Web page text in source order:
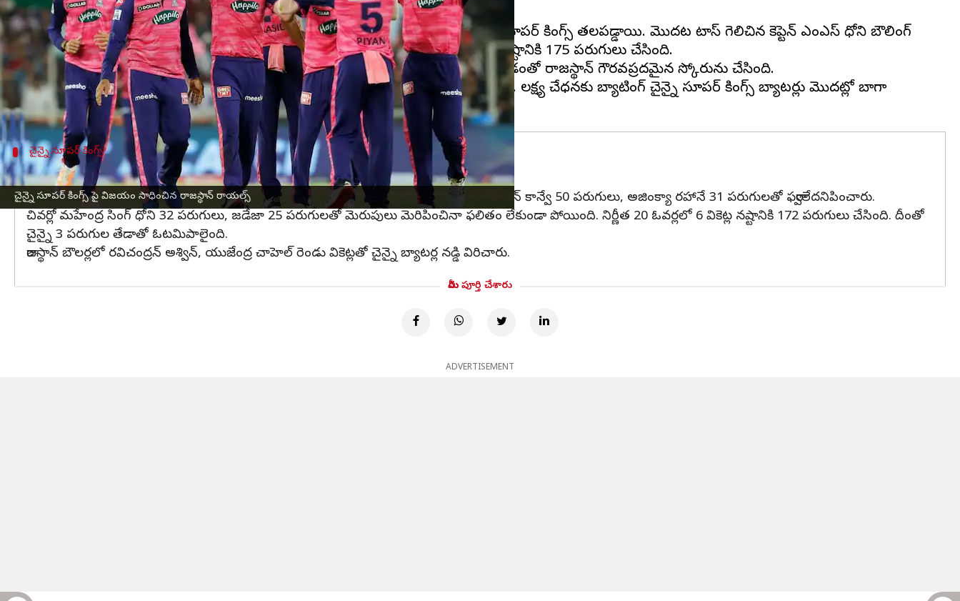
చైన్నై సూపర్ కింగ్స్ పై విజయం సాధించిన రాజస్థాన్ రాయల్స్
ఈ వార్తాకథనం ఏంటి
ఇండియన్ ప్రీమియర్ లీగ్ 2023లో భాగంగా చిదంబరం స్టేడియంలోరాజస్థాన్ రాయల్స్, చైన్నై సూపర్ కింగ్స్ తలపడ్డాయి. మొదట టాస్ గెలిచిన కెప్టెన్ ఎంఎస్ ధోని బౌలింగ్
ఎంచుకున్నాడు. బ్యాటింగ్ కు దిగిన రాజస్థాన్ రాయల్స్ నిర్ణీత 20 ఓవర్లలో ఎనిమిది వికెట్ల నష్టానికి 175 పరుగులు చేసింది.
జోస్ బట్లర్ 36 బంతుల్లో 52 పరుగులు, హిట్ మేయర్ 18 బంతుల్లో 30 పరుగులతో చెలరేగడంతో రాజస్థాన్ గౌరవప్రదమైన స్కోరును చేసింది.
చైన్నై బౌలర్లలో తుషార్ దేశ్‌పాండే మూడు వికెట్లు, రవీంద్ర జడేజా రెండు వికెట్లతో రాణించారు. లక్ష్య చేధనకు బ్యాటింగ్ చైన్నై సూపర్ కింగ్స్ బ్యాటర్లు మొదట్లో బాగా
చైన్నై సూపర్ కింగ్స్
రాణించిన రాజస్థాన్ స్పిన్నర్లు
రుతురాజ్ గైక్వాడ్(8) శివందూబే(8), మెయిన్ అలీ(7), అంబటి రాయుడు(1) పూర్తిగా నిరాశపరిచారు. డెవాన్ కాన్వే 50 పరుగులు, అజింక్యా రహానే 31 పరుగులతో ఫర్వాలేదనిపించారు.
చివర్లో మహేంద్ర సింగ్ ధోని 32 పరుగులు, జడేజా 25 పరుగులతో మెరుపులు మెరిపించినా ఫలితం లేకుండా పోయింది. నిర్ణీత 20 ఓవర్లలో 6 వికెట్ల నష్టానికి 172 పరుగులు చేసింది. దీంతో
చైన్నై 3 పరుగుల తేడాతో ఓటమిపాలైంది.
రాజస్థాన్ బౌలర్లలో రవిచంద్రన్ అశ్విన్, యుజేంద్ర చాహెల్ రెండు వికెట్లతో చైన్నై బ్యాటర్ల నడ్డి విరిచారు.
మీరు పూర్తి చేశారు
ADVERTISEMENT